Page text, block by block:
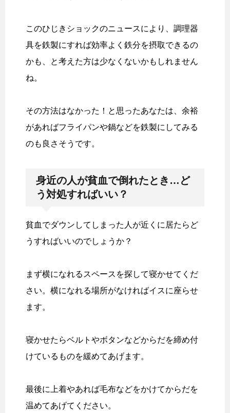
このひじきショックのニュースにより、調理器
具を鉄製にすれば効率よく鉄分を摂取できるの
かも、と考えた方は少なくないかもしれません
ね。
その方法はなかった！と思ったあなたは、余裕
があればフライパンや鍋などを鉄製にしてみる
のも良さそうです。
身近の人が貧血で倒れたとき…ど
う対処すればいい？
貧血でダウンしてしまった人が近くに居たらど
うすればいいのでしょうか？
まず横になれるスペースを探して寝かせてくだ
さい。横になれる場所がなければイスに座らせ
ます。
寝かせたらベルトやボタンなどからだを締め付
けているものを緩めてあげます。
最後に上着やあれば毛布などをかけてからだを
温めてあげてください。